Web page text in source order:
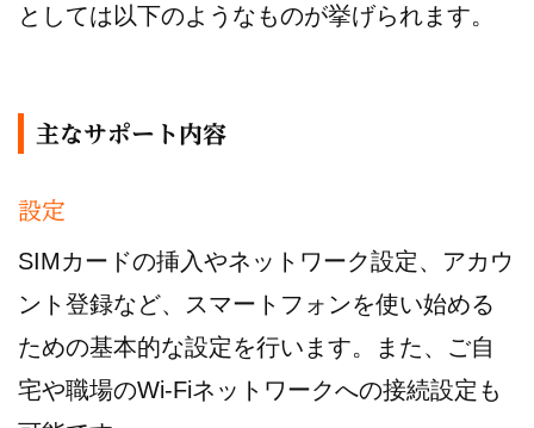
としては以下のようなものが挙げられます。
主なサポート内容
設定
SIMカードの挿入やネットワーク設定、アカウ
ント登録など、スマートフォンを使い始める
ための基本的な設定を行います。また、ご自
宅や職場のWi-Fiネットワークへの接続設定も